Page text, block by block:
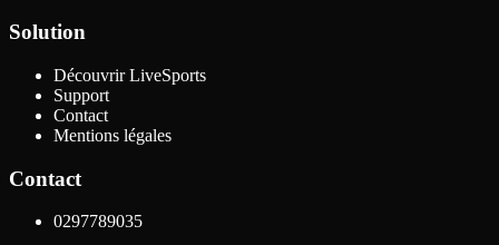
Solution
Découvrir LiveSports
Support
Contact
Mentions légales
Contact
0297789035